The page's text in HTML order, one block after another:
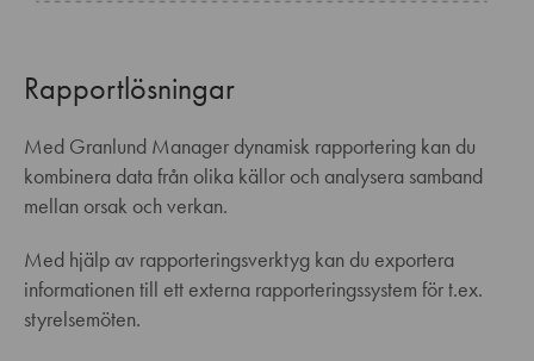
Rapportlösningar
Med Granlund Manager dynamisk rapportering kan du
kombinera data från olika källor och analysera samband
mellan orsak och verkan.
Med hjälp av rapporteringsverktyg kan du exportera
informationen till ett externa rapporteringssystem för t.ex.
styrelsemöten.